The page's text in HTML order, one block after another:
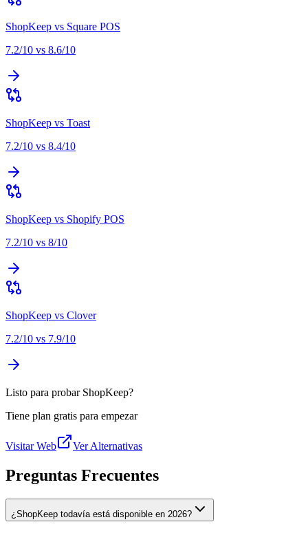
ShopKeep vs Square POS
7.2/10 vs 8.6/10
ShopKeep vs Toast
7.2/10 vs 8.4/10
ShopKeep vs Shopify POS
7.2/10 vs 8/10
ShopKeep vs Clover
7.2/10 vs 7.9/10
Listo para probar ShopKeep?
Tiene plan gratis para empezar
Visitar Web Ver Alternativas
Preguntas Frecuentes
¿ShopKeep todavía está disponible en 2026?